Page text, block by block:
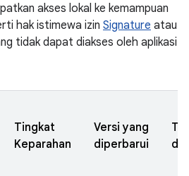
akses lokal ke kemampuan
hak istimewa izin Signature atau
tidak dapat diakses oleh aplikasi
Tingkat
Keparahan
Versi yang
diperbarui